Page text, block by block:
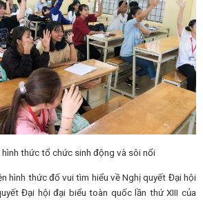
hình thức tổ chức sinh động và sôi nổi
hình thức đố vui tìm hiểu về Nghị quyết Đại hội
Đại hội đại biểu toàn quốc lần thứ XIII của